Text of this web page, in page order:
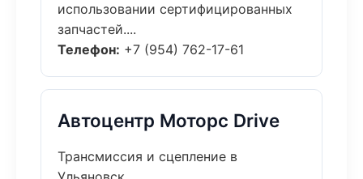
использовании сертифицированных
запчастей....
Телефон: +7 (954) 762-17-61
Автоцентр Моторс Drive
Трансмиссия и сцепление в